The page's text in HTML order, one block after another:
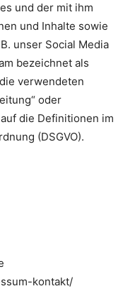
und der mit ihm
und Inhalte sowie
unser Social Media
bezeichnet als
verwendeten
oder
die Definitionen im
(DSGVO).
kontakt/